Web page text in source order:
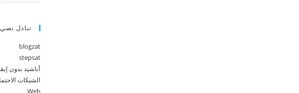
تبادل نصي
blogzat
stepsat
أناشيد بدون
Web